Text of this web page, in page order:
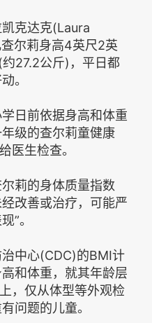
克达克(Laura
尔莉身高4英尺2英
27.2公斤)，平日都
。
日前依据身高和体重
级的查尔莉童健康
医生检查。
莉的身体质量指数
改善或治疗，可能严
”。
中心(CDC)的BMI计
和体重，就其年龄层
，仅从体型等外观检
问题的儿童。